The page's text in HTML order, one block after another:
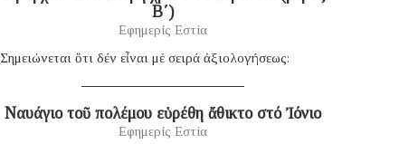
B΄)
Εφημερίς Εστία
Σημειώνεται ὅτι δέν εἶναι μέ σειρά ἀξιολογήσεως:
Ναυάγιο τοῦ πολέμου εὑρέθη ἄθικτο στό Ἰόνιο
Εφημερίς Εστία